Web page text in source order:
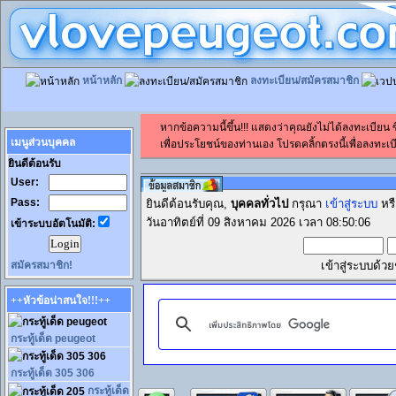
หน้าหลัก ลงทะเบียน/สมัครสมาชิก
เมนูส่วนบุคคล
ยินดีต้อนรับ
User:
Pass:
เข้าระบบอัตโนมัติ:
สมัครสมาชิก!
++หัวข้อน่าสนใจ!!!++
กระทู้เด็ด peugeot
กระทู้เด็ด 305 306
กระทู้เด็ด
หากข้อความนี้ขึ้น!!! แสดงว่าคุณยังไม่ได้ลงทะเบียน
เพื่อประโยชน์ของท่านเอง โปรดคลิ้กตรงนี้เพื่อลงทะเ
ยินดีต้อนรับคุณ, บุคคลทั่วไป กรุณา เข้าสู่ระบบ ห
วันอาทิตย์ที่ 09 สิงหาคม 2026 เวลา 08:50:06
เข้าสู่ระบบด้ว